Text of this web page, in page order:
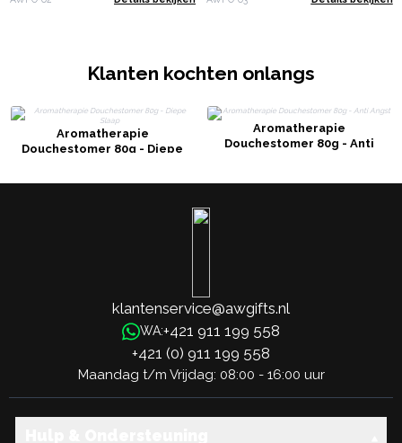
Klanten kochten onlangs
Aromatherapie
Douchestomer 80g - Diepe
Aromatherapie
Douchestomer 80g - Anti
klantenservice@awgifts.nl
WA:+421 911 199 558
+421 (0) 911 199 558
Maandag t/m Vrijdag: 08:00 - 16:00 uur